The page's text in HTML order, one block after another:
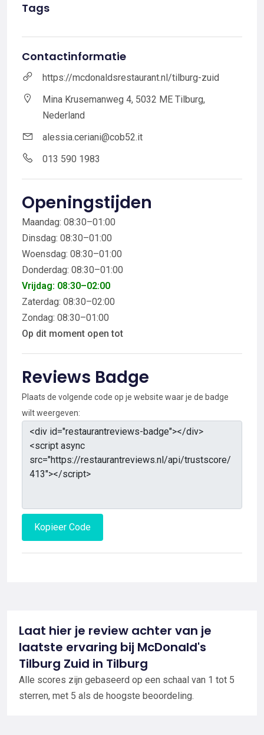
Tags
Contactinformatie
https://mcdonaldsrestaurant.nl/tilburg-zuid
Mina Krusemanweg 4, 5032 ME Tilburg,
Nederland
alessia.ceriani@cob52.it
013 590 1983
Openingstijden
Maandag: 08:30–01:00
Dinsdag: 08:30–01:00
Woensdag: 08:30–01:00
Donderdag: 08:30–01:00
Vrijdag: 08:30–02:00
Zaterdag: 08:30–02:00
Zondag: 08:30–01:00
Op dit moment open tot
Reviews Badge
Plaats de volgende code op je website waar je de badge
wilt weergeven:
Kopieer Code
Laat hier je review achter van je
laatste ervaring bij McDonald's
Tilburg Zuid in Tilburg
Alle scores zijn gebaseerd op een schaal van 1 tot 5
sterren, met 5 als de hoogste beoordeling.